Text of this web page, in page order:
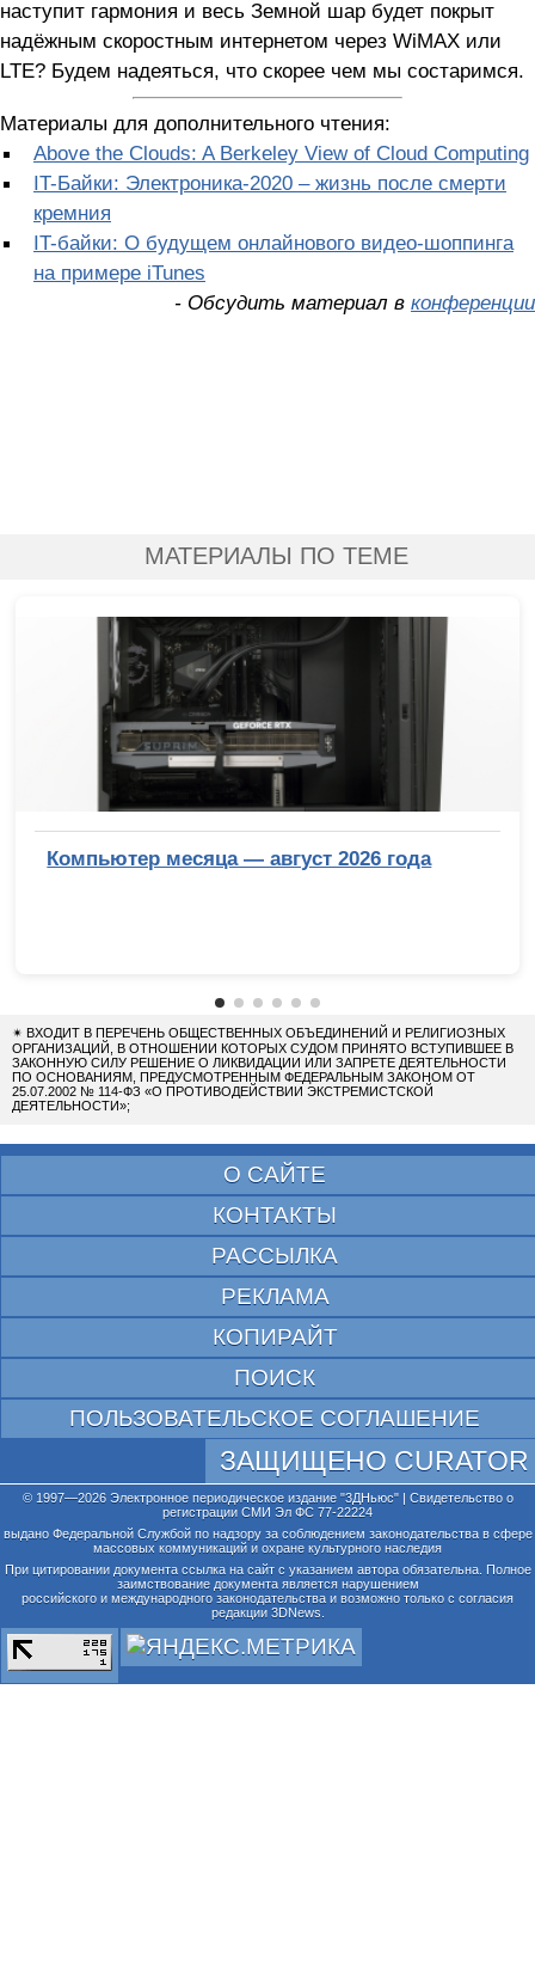
наступит гармония и весь Земной шар будет покрыт
надёжным скоростным интернетом через WiMAX или
LTE? Будем надеяться, что скорее чем мы состаримся.
Материалы для дополнительного чтения:
Above the Clouds: A Berkeley View of Cloud Computing
IT-Байки: Электроника-2020 – жизнь после смерти
кремния
IT-байки: О будущем онлайнового видео-шоппинга
на примере iTunes
- Обсудить материал в конференции
МАТЕРИАЛЫ ПО ТЕМЕ
Компьютер месяца — август 2026 года
✴ ВХОДИТ В ПЕРЕЧЕНЬ ОБЩЕСТВЕННЫХ ОБЪЕДИНЕНИЙ И РЕЛИГИОЗНЫХ
ОРГАНИЗАЦИЙ, В ОТНОШЕНИИ КОТОРЫХ СУДОМ ПРИНЯТО ВСТУПИВШЕЕ В
ЗАКОННУЮ СИЛУ РЕШЕНИЕ О ЛИКВИДАЦИИ ИЛИ ЗАПРЕТЕ ДЕЯТЕЛЬНОСТИ
ПО ОСНОВАНИЯМ, ПРЕДУСМОТРЕННЫМ ФЕДЕРАЛЬНЫМ ЗАКОНОМ ОТ
25.07.2002 № 114-ФЗ «О ПРОТИВОДЕЙСТВИИ ЭКСТРЕМИСТСКОЙ
ДЕЯТЕЛЬНОСТИ»;
О САЙТЕ
КОНТАКТЫ
РАССЫЛКА
РЕКЛАМА
КОПИРАЙТ
ПОИСК
ПОЛЬЗОВАТЕЛЬСКОЕ СОГЛАШЕНИЕ
ЗАЩИЩЕНО CURATOR
© 1997—2026 Электронное периодическое издание "3ДНьюс" | Свидетельство о
регистрации СМИ Эл ФС 77-22224
выдано Федеральной Службой по надзору за соблюдением законодательства в сфере
массовых коммуникаций и охране культурного наследия
При цитировании документа ссылка на сайт с указанием автора обязательна. Полное
заимствование документа является нарушением
российского и международного законодательства и возможно только с согласия
редакции 3DNews.